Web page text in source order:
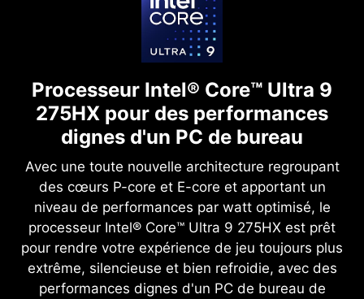
Processeur Intel® Core™ Ultra 9
275HX pour des performances
dignes d'un PC de bureau
Avec une toute nouvelle architecture regroupant
des cœurs P-core et E-core et apportant un
niveau de performances par watt optimisé, le
processeur Intel® Core™ Ultra 9 275HX est prêt
pour rendre votre expérience de jeu toujours plus
extrême, silencieuse et bien refroidie, avec des
performances dignes d'un PC de bureau de